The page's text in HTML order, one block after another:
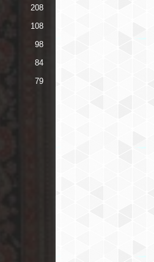
208
108
98
84
79